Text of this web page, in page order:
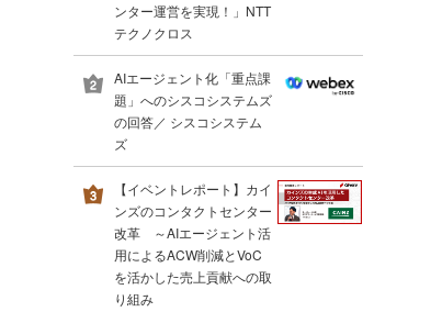
ンター運営を実現！」NTT
テクノクロス
AIエージェント化「重点課
題」へのシスコシステムズ
の回答／ シスコシステム
ズ
【イベントレポート】カイ
ンズのコンタクトセンター
改革 ～AIエージェント活
用によるACW削減とVoC
を活かした売上貢献への取
り組み